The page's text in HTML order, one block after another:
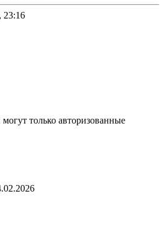
23:16
только авторизованные